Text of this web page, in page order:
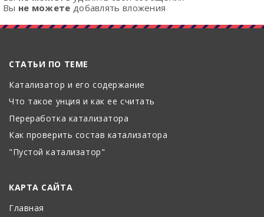
Вы не можете добавлять вложения
СТАТЬИ ПО ТЕМЕ
Катализатор и его содержание
Что такое унция и как ее считать
Переработка катализатора
Как проверить состав катализатора
"Пустой катализатор"
КАРТА САЙТА
Главная